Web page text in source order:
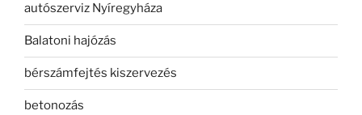
autószerviz Nyíregyháza
Balatoni hajózás
bérszámfejtés kiszervezés
betonozás